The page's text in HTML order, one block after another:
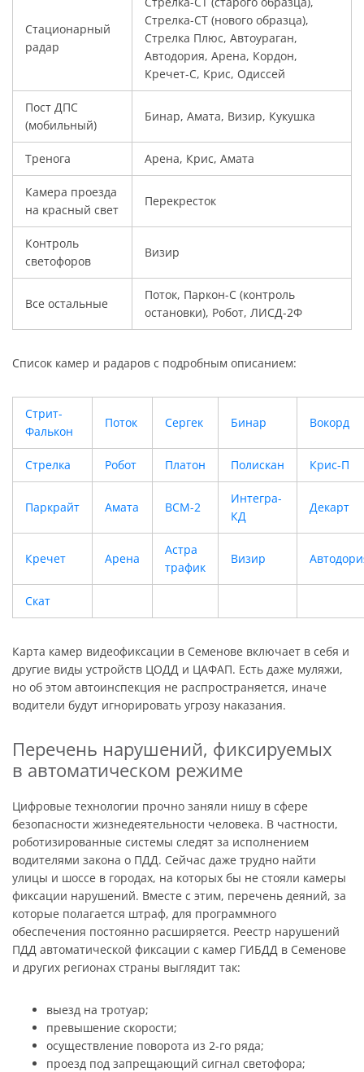
Стационарный
радар
Стрелка-СТ (нового образца),
Стрелка Плюс, Автоураган,
Автодория, Арена, Кордон,
Кречет-С, Крис, Одиссей
Пост ДПС
(мобильный)
Бинар, Амата, Визир, Кукушка
Тренога Арена, Крис, Амата
Камера проезда
на красный свет
Перекресток
Контроль
светофоров
Визир
Все остальные
Поток, Паркон-С (контроль
остановки), Робот, ЛИСД-2Ф
Список камер и радаров с подробным описанием:
Стрит-
Фалькон
Поток Сергек Бинар Вокорд
Стрелка Робот Платон Полискан Крис-П
Паркрайт Амата ВСМ-2
Интегра-
КД
Декарт
Кречет Арена
Астра
трафик
Визир
Скат
Карта камер видеофиксации в Семенове включает в себя и
другие виды устройств ЦОДД и ЦАФАП. Есть даже муляжи,
но об этом автоинспекция не распространяется, иначе
водители будут игнорировать угрозу наказания.
Перечень нарушений, фиксируемых
в автоматическом режиме
Цифровые технологии прочно заняли нишу в сфере
безопасности жизнедеятельности человека. В частности,
роботизированные системы следят за исполнением
водителями закона о ПДД. Сейчас даже трудно найти
улицы и шоссе в городах, на которых бы не стояли камеры
фиксации нарушений. Вместе с этим, перечень деяний, за
которые полагается штраф, для программного
обеспечения постоянно расширяется. Реестр нарушений
ПДД автоматической фиксации с камер ГИБДД в Семенове
и других регионах страны выглядит так:
выезд на тротуар;
превышение скорости;
осуществление поворота из 2-го ряда;
проезд под запрещающий сигнал светофора;